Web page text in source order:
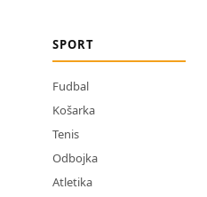
SPORT
Fudbal
Košarka
Tenis
Odbojka
Atletika